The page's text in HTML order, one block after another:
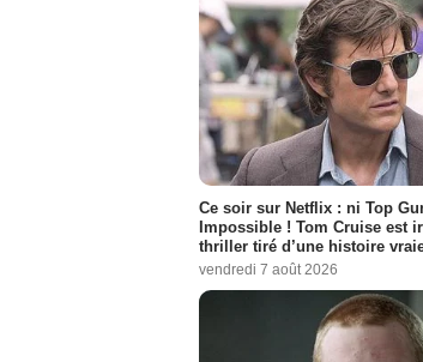
Ce soir sur Netflix : ni Top
Impossible ! Tom Cruise est
thriller tiré d’une histoire
vendredi 7 août 2026